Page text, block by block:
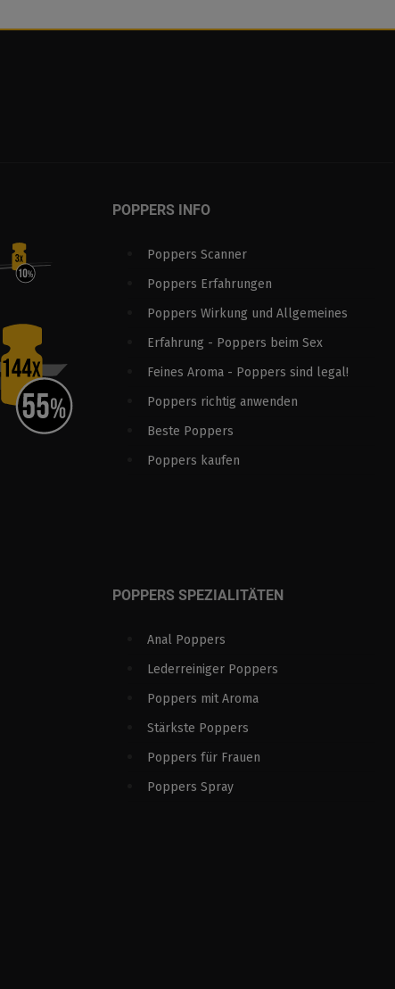
POPPERS INFO
Poppers Scanner
Poppers Erfahrungen
Poppers Wirkung und Allgemeines
Erfahrung - Poppers beim Sex
Feines Aroma - Poppers sind legal!
Poppers richtig anwenden
Beste Poppers
Poppers kaufen
POPPERS SPEZIALITÄTEN
Anal Poppers
Lederreiniger Poppers
Poppers mit Aroma
Stärkste Poppers
Poppers für Frauen
Poppers Spray